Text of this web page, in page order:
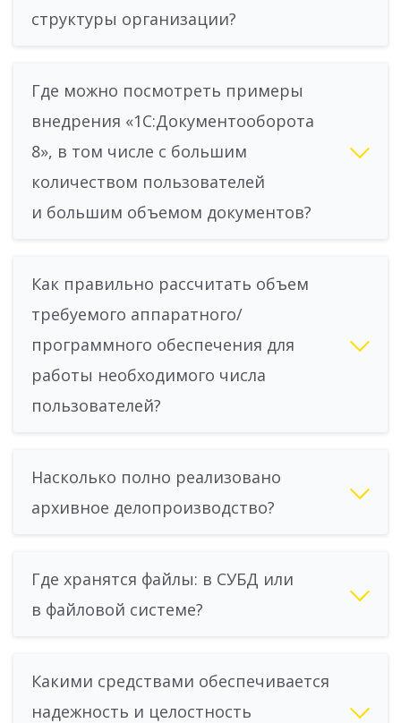
структуры организации?
Где можно посмотреть примеры
внедрения «1С:Документооборота
8», в том числе с большим
количеством пользователей
и большим объемом документов?
Как правильно рассчитать объем
требуемого аппаратного/
программного обеспечения для
работы необходимого числа
пользователей?
Насколько полно реализовано
архивное делопроизводство?
Где хранятся файлы: в СУБД или
в файловой системе?
Какими средствами обеспечивается
надежность и целостность